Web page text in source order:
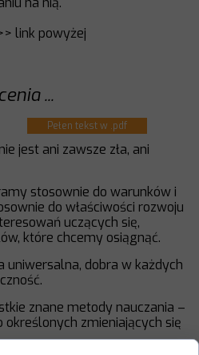
link powyżej
...
Pełen tekst w .pdf
jest ani zawsze zła, ani
stosownie do warunków i
do właściwości rozwoju
uczących się,
które chcemy osiągnąć.
uniwersalna, dobra w każdych
znane metody nauczania –
określonych zmieniających się